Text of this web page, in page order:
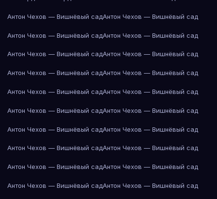
Антон Чехов — Вишнёвый садАнтон Чехов — Вишнёвый сад
Антон Чехов — Вишнёвый садАнтон Чехов — Вишнёвый сад
Антон Чехов — Вишнёвый садАнтон Чехов — Вишнёвый сад
Антон Чехов — Вишнёвый садАнтон Чехов — Вишнёвый сад
Антон Чехов — Вишнёвый садАнтон Чехов — Вишнёвый сад
Антон Чехов — Вишнёвый садАнтон Чехов — Вишнёвый сад
Антон Чехов — Вишнёвый садАнтон Чехов — Вишнёвый сад
Антон Чехов — Вишнёвый садАнтон Чехов — Вишнёвый сад
Антон Чехов — Вишнёвый садАнтон Чехов — Вишнёвый сад
Антон Чехов — Вишнёвый садАнтон Чехов — Вишнёвый сад